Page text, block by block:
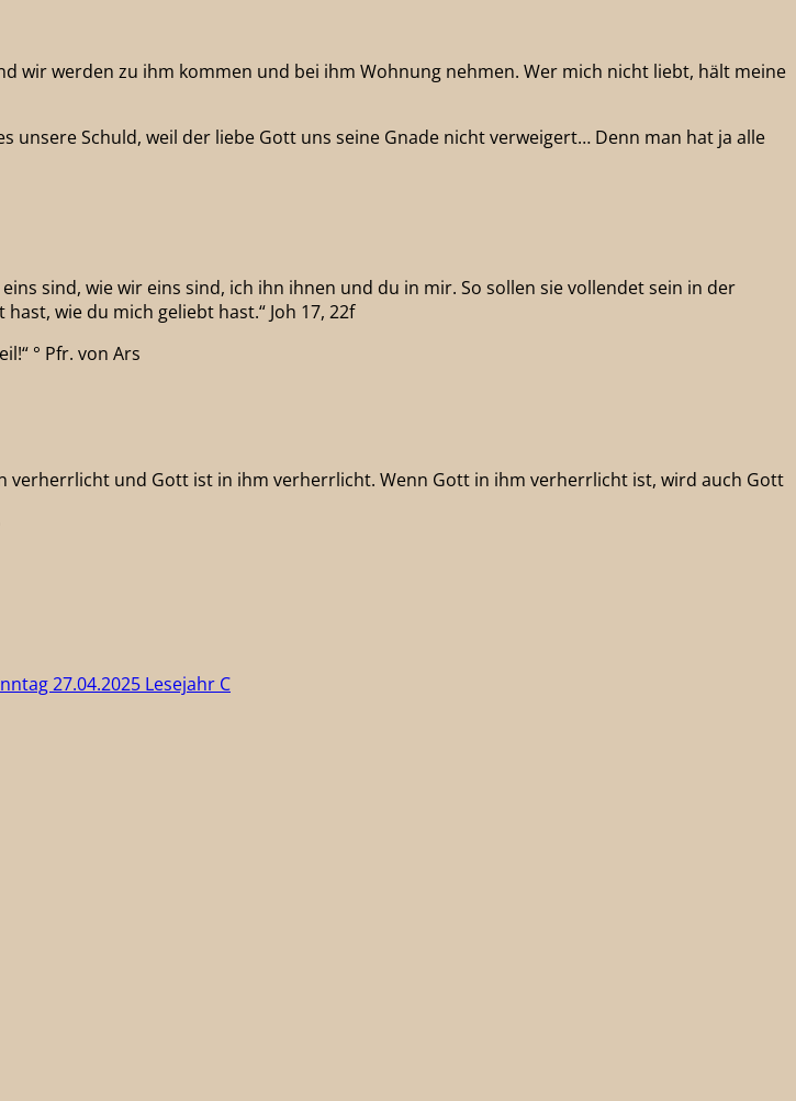
wir werden zu ihm kommen und bei ihm Wohnung nehmen. Wer mich nicht liebt, hält meine
unsere Schuld, weil der liebe Gott uns seine Gnade nicht verweigert… Denn man hat ja alle
sind, wie wir eins sind, ich ihn ihnen und du in mir. So sollen sie vollendet sein in der
wie du mich geliebt hast.“ Joh 17, 22f
° Pfr. von Ars
verherrlicht und Gott ist in ihm verherrlicht. Wenn Gott in ihm verherrlicht ist, wird auch Gott
27.04.2025 Lesejahr C